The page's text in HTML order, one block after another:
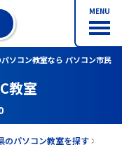
MENU
ソコン教室なら パソコン市民
教室
のパソコン教室を探す